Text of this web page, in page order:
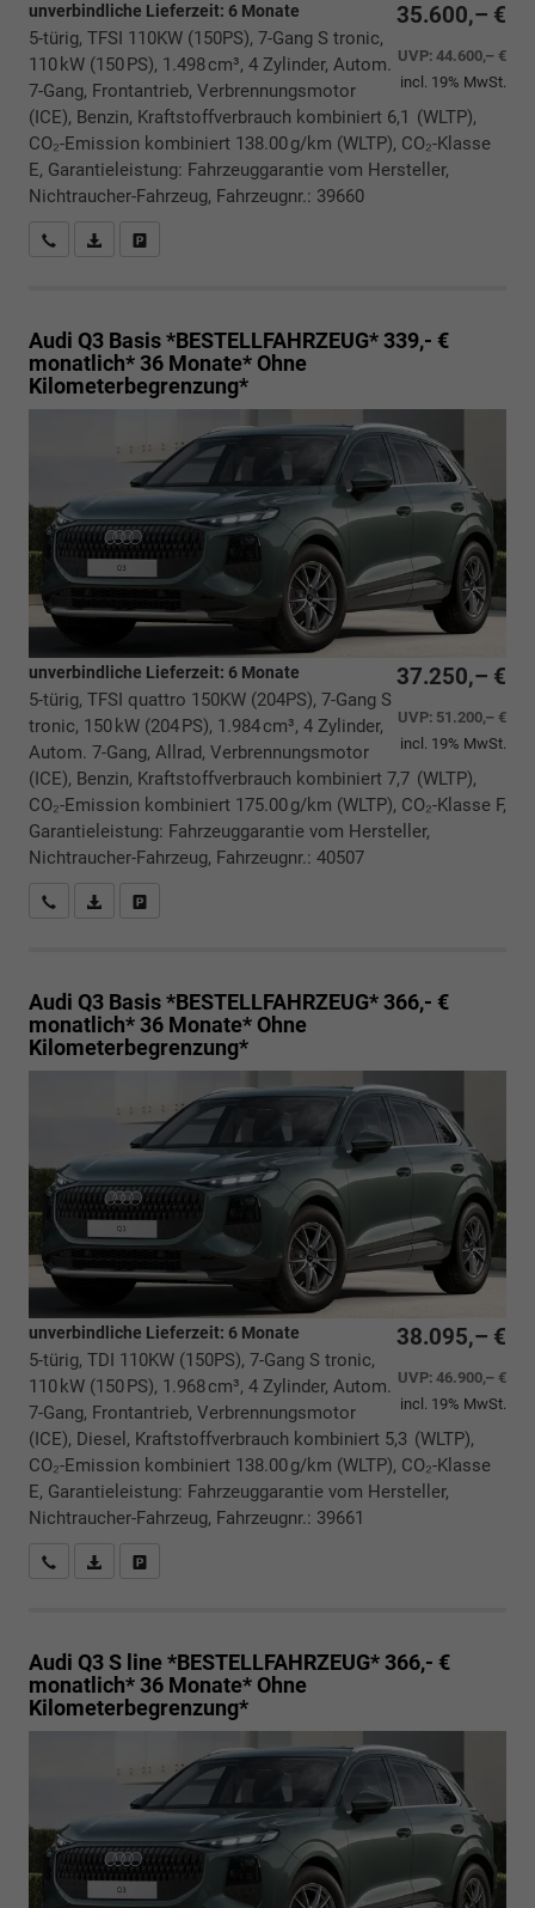
35.600,– €
UVP:44.600,– €
incl. 19% MwSt.
unverbindliche Lieferzeit: 6 Monate
5-türig, TFSI 110KW (150PS), 7-Gang S tronic,
110 kW (150 PS), 1.498 cm³, 4 Zylinder, Autom.
7-Gang, Frontantrieb, Verbrennungsmotor
(ICE), Benzin, Kraftstoffverbrauch kombiniert 6,1 (WLTP),
CO₂-Emission kombiniert 138.00 g/km (WLTP), CO₂-Klasse
E, Garantieleistung: Fahrzeuggarantie vom Hersteller,
Nichtraucher-Fahrzeug, Fahrzeugnr.: 39660
Rückrufbitte absenden
PDF-Datei, Fahrzeugexposé drucken
Audi Q3 Basis *BESTELLFAHRZEUG* 339,- €
monatlich* 36 Monate* Ohne
Kilometerbegrenzung*
37.250,– €
UVP: 51.200,– €
incl. 19% MwSt.
unverbindliche Lieferzeit: 6 Monate
5-türig, TFSI quattro 150KW (204PS), 7-Gang S
tronic, 150 kW (204 PS), 1.984 cm³, 4 Zylinder,
Autom. 7-Gang, Allrad, Verbrennungsmotor
(ICE), Benzin, Kraftstoffverbrauch kombiniert 7,7 (WLTP),
CO₂-Emission kombiniert 175.00 g/km (WLTP), CO₂-Klasse F,
Garantieleistung: Fahrzeuggarantie vom Hersteller,
Nichtraucher-Fahrzeug, Fahrzeugnr.: 40507
Rückrufbitte absenden
PDF-Datei, Fahrzeugexposé drucken
Audi Q3 Basis *BESTELLFAHRZEUG* 366,- €
monatlich* 36 Monate* Ohne
Kilometerbegrenzung*
38.095,– €
UVP:46.900,– €
incl. 19% MwSt.
unverbindliche Lieferzeit: 6 Monate
5-türig, TDI 110KW (150PS), 7-Gang S tronic,
110 kW (150 PS), 1.968 cm³, 4 Zylinder, Autom.
7-Gang, Frontantrieb, Verbrennungsmotor
(ICE), Diesel, Kraftstoffverbrauch kombiniert 5,3 (WLTP),
CO₂-Emission kombiniert 138.00 g/km (WLTP), CO₂-Klasse
E, Garantieleistung: Fahrzeuggarantie vom Hersteller,
Nichtraucher-Fahrzeug, Fahrzeugnr.: 39661
Rückrufbitte absenden
PDF-Datei, Fahrzeugexposé drucken
Audi Q3S line *BESTELLFAHRZEUG* 366,- €
monatlich* 36 Monate* Ohne
Kilometerbegrenzung*